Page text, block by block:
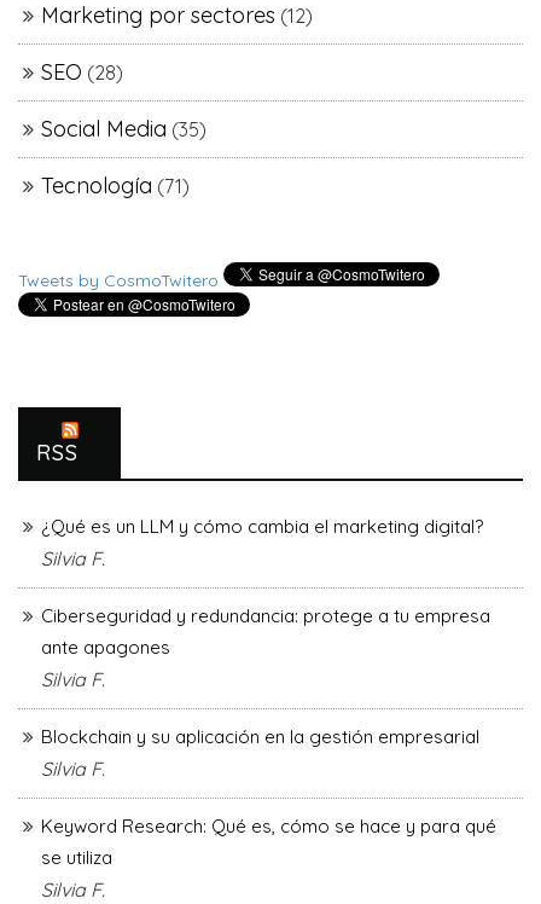
Marketing por sectores (12)
SEO (28)
Social Media (35)
Tecnología (71)
Tweets by CosmoTwitero
RSS
¿Qué es un LLM y cómo cambia el marketing digital?
Silvia F.
Ciberseguridad y redundancia: protege a tu empresa
ante apagones
Silvia F.
Blockchain y su aplicación en la gestión empresarial
Silvia F.
Keyword Research: Qué es, cómo se hace y para qué
se utiliza
Silvia F.